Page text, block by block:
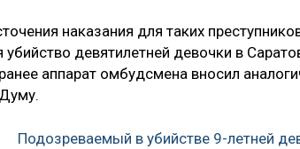
наказания для таких
девятилетней девочки в
аппарат омбудсмена вносил
Подозреваемый в убийстве 9-летней